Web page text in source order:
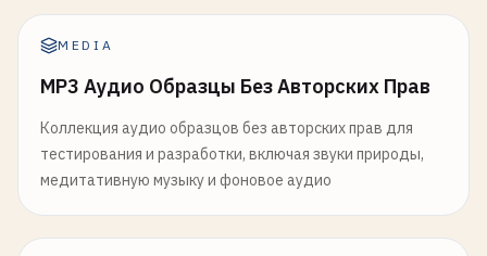
MEDIA
MP3 Аудио Образцы Без Авторских Прав
Коллекция аудио образцов без авторских прав для
тестирования и разработки, включая звуки природы,
медитативную музыку и фоновое аудио